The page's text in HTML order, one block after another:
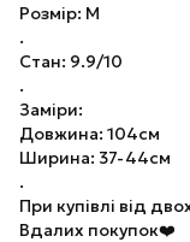
Розмір: M
.
Стан: 9.9/10
.
Заміри:
Довжина: 104см
Ширина: 37-44см
.
При купівлі від
Вдалих покупок❤️